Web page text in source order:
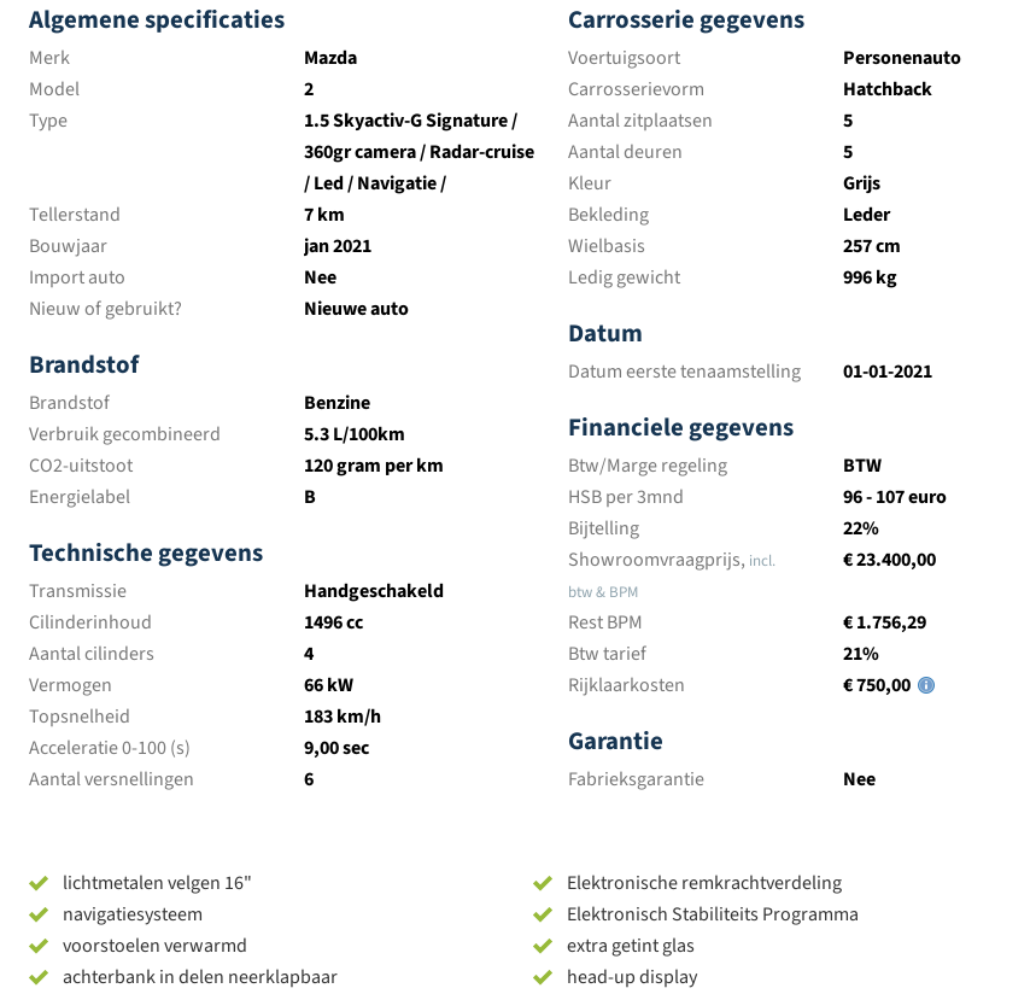
Algemene specificaties
Merk
Mazda
Model
2
Type
1.5 Skyactiv-G Signature /
360gr camera / Radar-cruise
/ Led / Navigatie /
Tellerstand
7 km
Bouwjaar
jan 2021
Import auto
Nee
Nieuw of gebruikt?
Nieuwe auto
Brandstof
Brandstof
Benzine
Verbruik gecombineerd
5.3 L/100km
CO2-uitstoot
120 gram per km
Energielabel
B
Technische gegevens
Transmissie
Handgeschakeld
Cilinderinhoud
1496 cc
Aantal cilinders
4
Vermogen
66 kW
Topsnelheid
183 km/h
Acceleratie 0-100 (s)
9,00 sec
Aantal versnellingen
6
Carrosserie gegevens
Voertuigsoort
Personenauto
Carrosserievorm
Hatchback
Aantal zitplaatsen
5
Aantal deuren
5
Kleur
Grijs
Bekleding
Leder
Wielbasis
257 cm
Ledig gewicht
996 kg
Datum
Datum eerste tenaamstelling 01-01-2021
Financiele gegevens
Btw/Marge regeling
BTW
HSB per 3mnd
96 - 107 euro
Bijtelling
22%
Showroomvraagprijs, incl.
btw & BPM
€ 23.400,00
Rest BPM
€ 1.756,29
Btw tarief
21%
Rijklaarkosten
€ 750,00
Garantie
Fabrieksgarantie Nee
lichtmetalen velgen 16"
navigatiesysteem
voorstoelen verwarmd
achterbank in delen neerklapbaar
Elektronische remkrachtverdeling
Elektronisch Stabiliteits Programma
extra getint glas
head-up display